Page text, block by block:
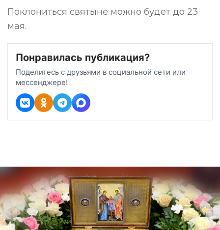
Поклониться святыне можно будет до 23
мая.
Понравилась публикация?
Поделитесь с друзьями в социальной сети или
мессенджере!